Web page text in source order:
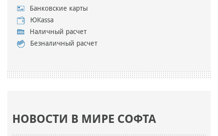
Банковские карты
ЮKassa
Наличный расчет
Безналичный расчет
НОВОСТИ В МИРЕ СОФТА